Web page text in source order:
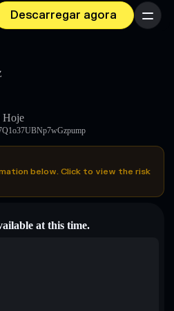
Descarregar agora Menu
Hoje
below. Click to view the risk
at this time.